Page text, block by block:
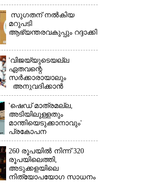
അവസാനിപ്പിക്കാനുള്ള
യുഡിഎഫ് അജണ്ടയുടെ
ആദ്യപടി'
സുഗതന് നൽകിയ
മറുപടി
ആഭ്യന്തരവകുപ്പും റദ്ദാക്കി
'വിജയ്‌യുടെയല്ല
ഏതവന്റെ
സർക്കാരായാലും
അനുവദിക്കാൻ
കഴിയില്ല;
മുല്ലപ്പെരിയാറിന്റെ
വെള്ളം കൂട്ടുന്നത്
മനസിൽ വച്ചാൽമതി'
'ഷെഡ് മാത്രമല്ല,
അടിയിലുള്ളതും
മാന്തിയെടുക്കാനാവും'
പ്രകോപന
പ്രസംഗവുമായി കെ.കെ.
രാഗേഷ്
260 രൂപയിൽ നിന്ന് 320
രൂപയിലെത്തി,
അടുക്കളയിലെ
നിത്യോപയോഗ സാധനം